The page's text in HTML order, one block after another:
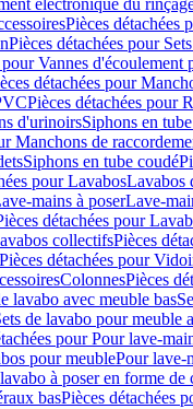
électronique du
Pièces détachées
Pièces détachées pour
pour Vannes
détachées pour
Pièces détachées pour
d'urinoirsSiphons en
Manchons de
Siphons en tube coudé
pour LavabosLavabos
mains à poserLave-
détachées pour
collectifsPièces
Pièces détachées pour
ColonnesPièces
lavabo avec meuble bas
de lavabo pour meuble
pour Pour lave-
pour meublePour lave-
à poser en forme de
basPièces détachées